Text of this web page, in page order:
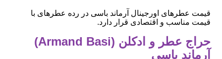
قیمت عطرهای اورجینال آرماند باسی در رده عطرهای با
قیمت مناسب و اقتصادی قرار دارد.
حراج عطر و ادکلن (Armand Basi)
آرماند باسی